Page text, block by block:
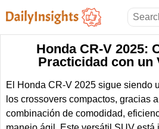
Honda CR-V 2025:
Practicidad con un
El Honda CR-V 2025 sigue siendo
los crossovers compactos, gracias
combinación de comodidad,